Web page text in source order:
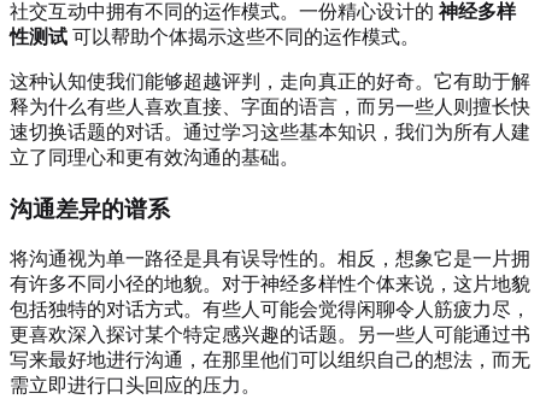
社交互动中拥有不同的运作模式。一份精心设计的 神经多样
性测试 可以帮助个体揭示这些不同的运作模式。
这种认知使我们能够超越评判，走向真正的好奇。它有助于解
释为什么有些人喜欢直接、字面的语言，而另一些人则擅长快
速切换话题的对话。通过学习这些基本知识，我们为所有人建
立了同理心和更有效沟通的基础。
沟通差异的谱系
将沟通视为单一路径是具有误导性的。相反，想象它是一片拥
有许多不同小径的地貌。对于神经多样性个体来说，这片地貌
包括独特的对话方式。有些人可能会觉得闲聊令人筋疲力尽，
更喜欢深入探讨某个特定感兴趣的话题。另一些人可能通过书
写来最好地进行沟通，在那里他们可以组织自己的想法，而无
需立即进行口头回应的压力。